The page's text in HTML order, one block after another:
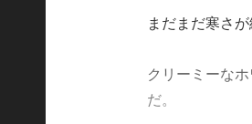
まだまだ寒さ
クリーミーな
だ。